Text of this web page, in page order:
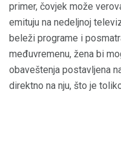
primer, čovjek može
emituju na nedeljnoj
beleži programe i
međuvremenu, žena bi
obaveštenja postavljena
direktno na nju, što je